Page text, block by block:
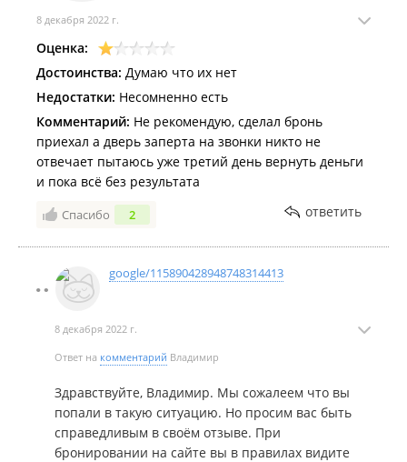
8 декабря 2022 г.
Оценка:
Достоинства: Думаю что их нет
Недостатки: Несомненно есть
Комментарий: Не рекомендую, сделал бронь
приехал а дверь заперта на звонки никто не
отвечает пытаюсь уже третий день вернуть деньги
и пока всё без результата
Спасибо 2 ответить
google/115890428948748314413
8 декабря 2022 г.
Ответ на комментарий Владимир
Здравствуйте, Владимир. Мы сожалеем что вы
попали в такую ситуацию. Но просим вас быть
справедливым в своём отзыве. При
бронировании на сайте вы в правилах видите